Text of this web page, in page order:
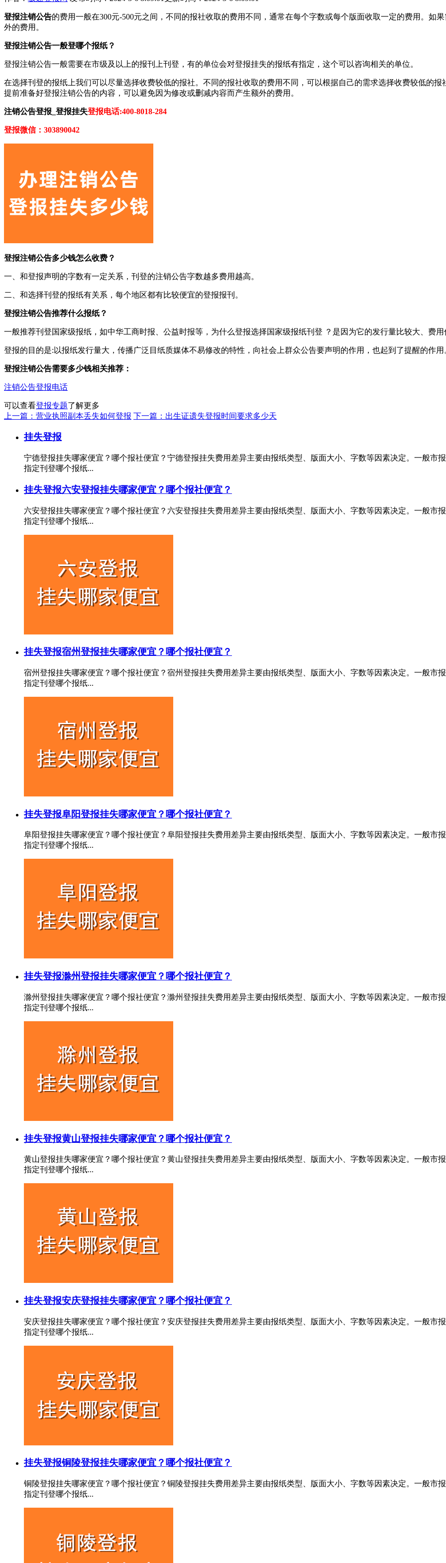
登报注销公告的费用一般在300元-500元之间，不同的报社收取的费用不同，通常在每个字数或每个版面收取一定的费用。如
外的费用。
登报注销公告一般登哪个报纸？
登报注销公告一般需要在市级及以上的报刊上刊登，有的单位会对登报挂失的报纸有指定，这个可以咨询相关的单位。
在选择刊登的报纸上我们可以尽量选择收费较低的报社。不同的报社收取的费用不同，可以根据自己的需求选择收费较低的
提前准备好登报注销公告的内容，可以避免因为修改或删减内容而产生额外的费用。
注销公告登报_登报挂失登报电话:400-8018-284
登报微信：303890042
登报注销公告多少钱怎么收费？
一、和登报声明的字数有一定关系，刊登的注销公告字数越多费用越高。
二、和选择刊登的报纸有关系，每个地区都有比较便宜的登报报刊。
登报注销公告推荐什么报纸？
一般推荐刊登国家级报纸，如中华工商时报、公益时报等，为什么登报选择国家级报纸刊登 ？是因为它的发行量比较大、费用
登报的目的是:以报纸发行量大，传播广泛目纸质媒体不易修改的特性，向社会上群众公告要声明的作用，也起到了提醒的作用
登报注销公告需要多少钱相关推荐：
注销公告登报电话
可以查看登报专题了解更多
上一篇：营业执照副本丢失如何登报 下一篇：出生证遗失登报时间要求多少天
挂失登报
宁德登报挂失哪家便宜？哪个报社便宜？宁德登报挂失费用差异主要由报纸类型、版面大小、字数等因素决定。一般市
指定刊登哪个报纸...
挂失登报六安登报挂失哪家便宜？哪个报社便宜？
六安登报挂失哪家便宜？哪个报社便宜？六安登报挂失费用差异主要由报纸类型、版面大小、字数等因素决定。一般市
指定刊登哪个报纸...
挂失登报宿州登报挂失哪家便宜？哪个报社便宜？
宿州登报挂失哪家便宜？哪个报社便宜？宿州登报挂失费用差异主要由报纸类型、版面大小、字数等因素决定。一般市
指定刊登哪个报纸...
挂失登报阜阳登报挂失哪家便宜？哪个报社便宜？
阜阳登报挂失哪家便宜？哪个报社便宜？阜阳登报挂失费用差异主要由报纸类型、版面大小、字数等因素决定。一般市
指定刊登哪个报纸...
挂失登报滁州登报挂失哪家便宜？哪个报社便宜？
滁州登报挂失哪家便宜？哪个报社便宜？滁州登报挂失费用差异主要由报纸类型、版面大小、字数等因素决定。一般市
指定刊登哪个报纸...
挂失登报黄山登报挂失哪家便宜？哪个报社便宜？
黄山登报挂失哪家便宜？哪个报社便宜？黄山登报挂失费用差异主要由报纸类型、版面大小、字数等因素决定。一般市
指定刊登哪个报纸...
挂失登报安庆登报挂失哪家便宜？哪个报社便宜？
安庆登报挂失哪家便宜？哪个报社便宜？安庆登报挂失费用差异主要由报纸类型、版面大小、字数等因素决定。一般市
指定刊登哪个报纸...
挂失登报铜陵登报挂失哪家便宜？哪个报社便宜？
铜陵登报挂失哪家便宜？哪个报社便宜？铜陵登报挂失费用差异主要由报纸类型、版面大小、字数等因素决定。一般市
指定刊登哪个报纸...